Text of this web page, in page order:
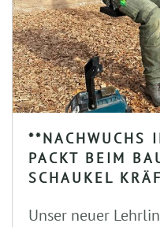
**NACHWUCHS
PACKT BEIM
SCHAUKEL
Unser neuer